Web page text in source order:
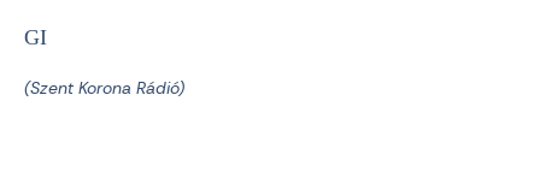
GI
(Szent Korona Rádió)